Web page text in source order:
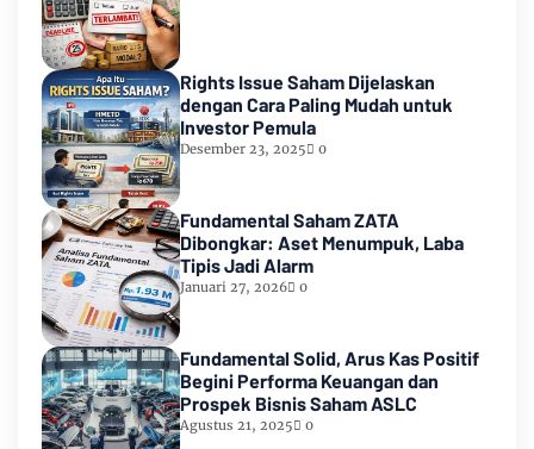
Rights Issue Saham Dijelaskan
dengan Cara Paling Mudah untuk
Investor Pemula
Desember 23, 2025 0
Fundamental Saham ZATA
Dibongkar: Aset Menumpuk, Laba
Tipis Jadi Alarm
Januari 27, 2026 0
Fundamental Solid, Arus Kas Positif
Begini Performa Keuangan dan
Prospek Bisnis Saham ASLC
Agustus 21, 2025 0